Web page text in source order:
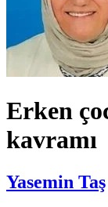
Erken
kavramı
Yasemin Taş